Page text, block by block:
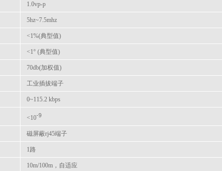
1.0vp-p
5hz~7.5mhz
<1%(典型值)
<1° (典型值)
70db(加权值)
工业插拔端子
0~115.2 kbps
<10-9
磁屏蔽rj45端子
1路
10m/100m，自适应